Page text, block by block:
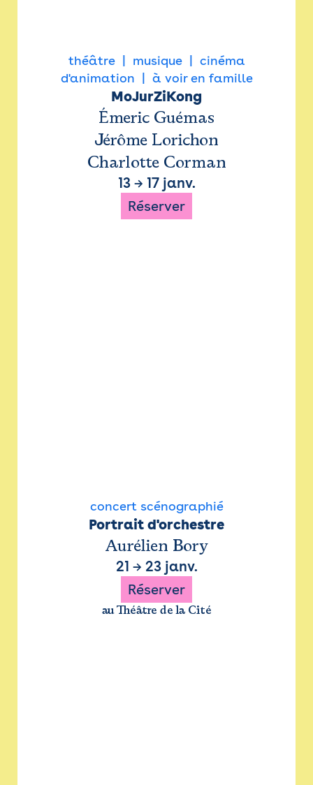
théâtre musique
cinéma
d'animation
à voir en famille
MoJurZiKong
Émeric Guémas
Jérôme Lorichon
Charlotte Corman
13→ 17 janv.
Réserver
concert scénographié
Portrait d'orchestre
Aurélien Bory
21 → 23 janv.
Réserver
au Théâtre de la Cité